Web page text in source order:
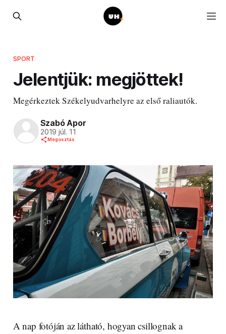
SPORT
Jelentjük: megjöttek!
Megérkeztek Székelyudvarhelyre az első raliautók.
Szabó Apor
2019 júl. 11
Megosztás
A nap fotóján az látható, hogyan csillognak a